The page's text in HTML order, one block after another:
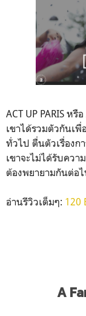
ACT UP PARIS ห
เขาได้รวมตัวกันเ
ทั่วไป ตื่นตัวเรื่องก
เขาจะไม่ได้รับคว
ต้องพยายามกันต่อ
อ่านรีวิวเต็มๆ: 120
A